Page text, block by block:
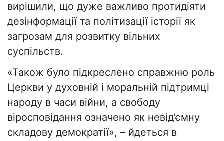
вирішили, що дуже важливо протидіяти
дезінформації та політизації історії як
загрозам для розвитку вільних
суспільств.
«Також було підкреслено справжню роль
Церкви у духовній і моральній підтримці
народу в часи війни, а свободу
віросповідання означено як невід’ємну
складову демократії», – йдеться в